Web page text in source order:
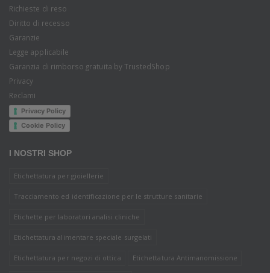
Richieste di reso
Diritto di recesso
Garanzie
Legge applicabile
Garanzia di rimborso gratuita by TrustedShop
Privacy
Reclami
Privacy Policy
Cookie Policy
I NOSTRI SHOP
Etichettatura per gioiellerie
Tracciamento ed identificazione per le strutture sanitarie
Etichette per laboratori analisi cliniche
Etichettatura alimentare speciale surgelati
Etichettatura per negozi di ottica Etichettatura Antimanomissione